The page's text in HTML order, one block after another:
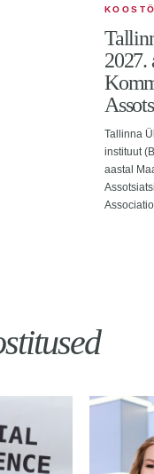
2027.
Tallinna
instituut
aastal